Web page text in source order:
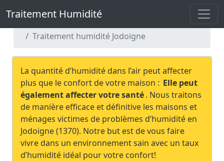
Traitement Humidité
Traitement Humidité
Traitement humidité Jodoigne
La quantité d’humidité dans l’air peut affecter
plus que le confort de votre maison : Elle peut
également affecter votre santé. Nous traitons
de manière efficace et définitive les maisons et
ménages victimes de problèmes d’humidité en
Jodoigne (1370). Notre but est de vous faire
vivre dans un environnement sain avec un taux
d’humidité idéal pour votre confort!